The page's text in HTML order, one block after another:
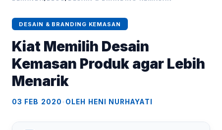
DESAIN & BRANDING KEMASAN
Kiat Memilih Desain
Kemasan Produk agar Lebih
Menarik
03 FEB 2020•OLEH HENI NURHAYATI